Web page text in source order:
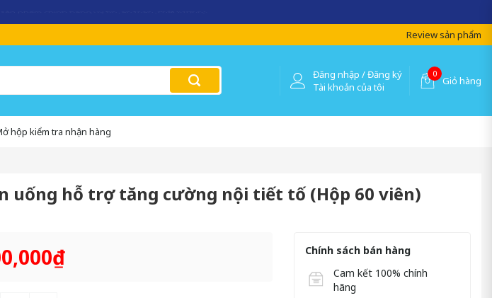
Review sản phẩm
Đăng nhập / Đăng ký
Tài khoản của tôi
0
Giỏ hàng
hộp kiểm tra nhận hàng
uống hỗ trợ tăng cường nội tiết tố (Hộp 60 viên)
Chính sách bán hàng
Cam kết 100% chính
hãng